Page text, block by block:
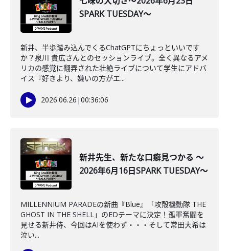
SPARK TUESDAY～
新井、半歩踏み込んでくるChatGPTにちょっといいです
か？泉川 貴広さんとのセッションライブ。全く異なるアメ
リカの感覚に翻弄された壮絶ライブについて学生にアドバ
イス『好きより、嫌いの方がエ...
2026.06.26 |00:36:06
新井先生、新たな口癖見つかる ～
2026年6月16日SPARK TUESDAY～
MILLENNIUM PARADEの新曲『Blue』「攻殻機動隊 THE
GHOST IN THE SHELL」のEDテーマに決定！孤軍奮闘を
見せる新井侍、今回はAIを使わず・・・そして常田大希は
泣い...